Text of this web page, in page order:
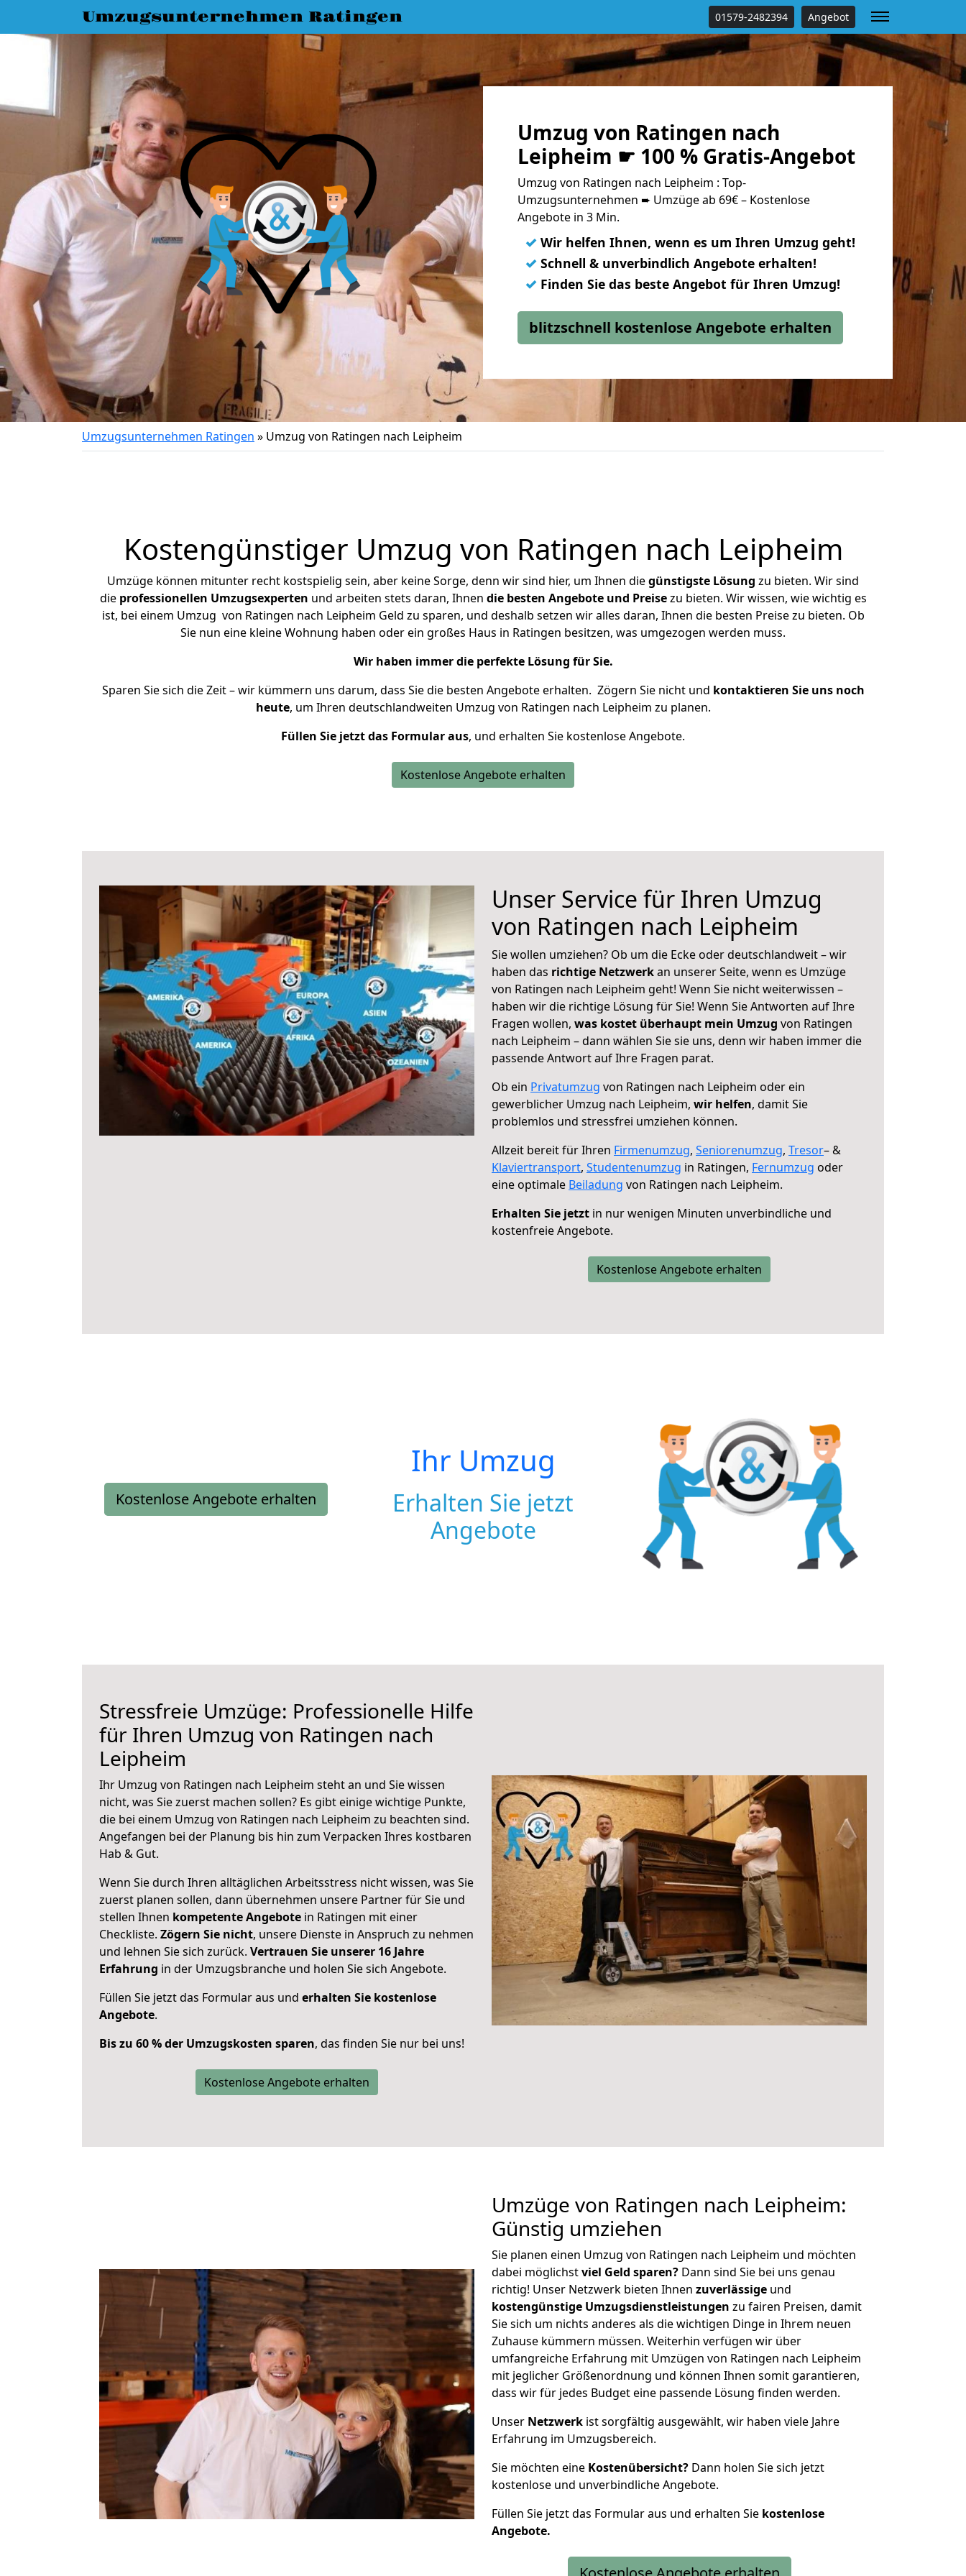
Umzugsunternehmen Ratingen 01579-2482394 Angebot
Umzug von Ratingen nach
Leipheim ☛ 100 % Gratis-Angebot
Umzug von Ratingen nach Leipheim : Top-
Umzugsunternehmen ➨ Umzüge ab 69€ – Kostenlose
Angebote in 3 Min.
✓ Wir helfen Ihnen, wenn es um Ihren Umzug geht!
✓ Schnell & unverbindlich Angebote erhalten!
✓ Finden Sie das beste Angebot für Ihren Umzug!
blitzschnell kostenlose Angebote erhalten
Umzugsunternehmen Ratingen » Umzug von Ratingen nach Leipheim
Kostengünstiger Umzug von Ratingen nach Leipheim
Umzüge können mitunter recht kostspielig sein, aber keine Sorge, denn wir sind hier, um Ihnen diegünstigste Lösung zu bieten. Wir sind
die professionellen Umzugsexperten und arbeiten stets daran, Ihnen die besten Angebote und Preisezu bieten. Wir wissen, wie wichtig es
ist, bei einem Umzug von Ratingen nach Leipheim Geld zu sparen, und deshalb setzen wir alles daran, Ihnen die besten Preise zu bieten. Ob
Sie nun eine kleine Wohnung haben oder ein großes Haus in Ratingen besitzen, was umgezogen werden muss.
Wir haben immer die perfekte Lösung für Sie.
Sparen Sie sich die Zeit – wir kümmern uns darum, dass Sie die besten Angebote erhalten. Zögern Sie nicht und kontaktieren Sie uns noch
heute, um Ihren deutschlandweiten Umzug von Ratingen nach Leipheim zu planen.
Füllen Sie jetzt das Formular aus, und erhalten Sie kostenlose Angebote.
Kostenlose Angebote erhalten
Unser Service für Ihren Umzug
von Ratingen nach Leipheim
Sie wollen umziehen? Ob um die Ecke oder deutschlandweit – wir
haben das richtige Netzwerkan unserer Seite, wenn es Umzüge
von Ratingen nach Leipheim geht! Wenn Sie nicht weiterwissen –
haben wir die richtige Lösung für Sie! Wenn Sie Antworten auf Ihre
Fragen wollen, was kostet überhaupt mein Umzug von Ratingen
nach Leipheim – dann wählen Sie sie uns, denn wir haben immer die
passende Antwort auf Ihre Fragen parat.
Ob ein Privatumzug von Ratingen nach Leipheim oder ein
gewerblicher Umzug nach Leipheim, wir helfen, damit Sie
problemlos und stressfrei umziehen können.
Allzeit bereit für Ihren Firmenumzug, Seniorenumzug, Tresor– &
Klaviertransport, Studentenumzug in Ratingen, Fernumzug oder
eine optimale Beiladung von Ratingen nach Leipheim.
Erhalten Sie jetzt in nur wenigen Minuten unverbindliche und
kostenfreie Angebote.
Kostenlose Angebote erhalten
Kostenlose Angebote erhalten
Ihr Umzug
Erhalten Sie jetzt
Angebote
Stressfreie Umzüge: Professionelle Hilfe
für Ihren Umzug von Ratingen nach
Leipheim
Ihr Umzug von Ratingen nach Leipheim steht an und Sie wissen
nicht, was Sie zuerst machen sollen? Es gibt einige wichtige Punkte,
die bei einem Umzug von Ratingen nach Leipheim zu beachten sind.
Angefangen bei der Planung bis hin zum Verpacken Ihres kostbaren
Hab & Gut.
Wenn Sie durch Ihren alltäglichen Arbeitsstress nicht wissen, was Sie
zuerst planen sollen, dann übernehmen unsere Partner für Sie und
stellen Ihnen kompetente Angebote in Ratingen mit einer
Checkliste. Zögern Sie nicht, unsere Dienste in Anspruch zu nehmen
und lehnen Sie sich zurück. Vertrauen Sie unserer 16 Jahre
Erfahrung in der Umzugsbranche und holen Sie sich Angebote.
Füllen Sie jetzt das Formular aus und erhalten Sie kostenlose
Angebote.
Bis zu 60 % der Umzugskosten sparen, das finden Sie nur bei uns!
Kostenlose Angebote erhalten
Umzüge von Ratingen nach Leipheim:
Günstig umziehen
Sie planen einen Umzug von Ratingen nach Leipheim und möchten
dabei möglichstviel Geld sparen? Dann sind Sie bei uns genau
richtig! Unser Netzwerk bieten Ihnen zuverlässige und
kostengünstige Umzugsdienstleistungen zu fairen Preisen, damit
Sie sich um nichts anderes als die wichtigen Dinge in Ihrem neuen
Zuhause kümmern müssen. Weiterhin verfügen wir über
umfangreiche Erfahrung mit Umzügen von Ratingen nach Leipheim
mit jeglicher Größenordnung und können Ihnen somit garantieren,
dass wir für jedes Budget eine passende Lösung finden werden.
Unser Netzwerk ist sorgfältig ausgewählt, wir haben viele Jahre
Erfahrung im Umzugsbereich.
Sie möchten eine Kostenübersicht? Dann holen Sie sich jetzt
kostenlose und unverbindliche Angebote.
Füllen Sie jetzt das Formular aus und erhalten Sie kostenlose
Angebote.